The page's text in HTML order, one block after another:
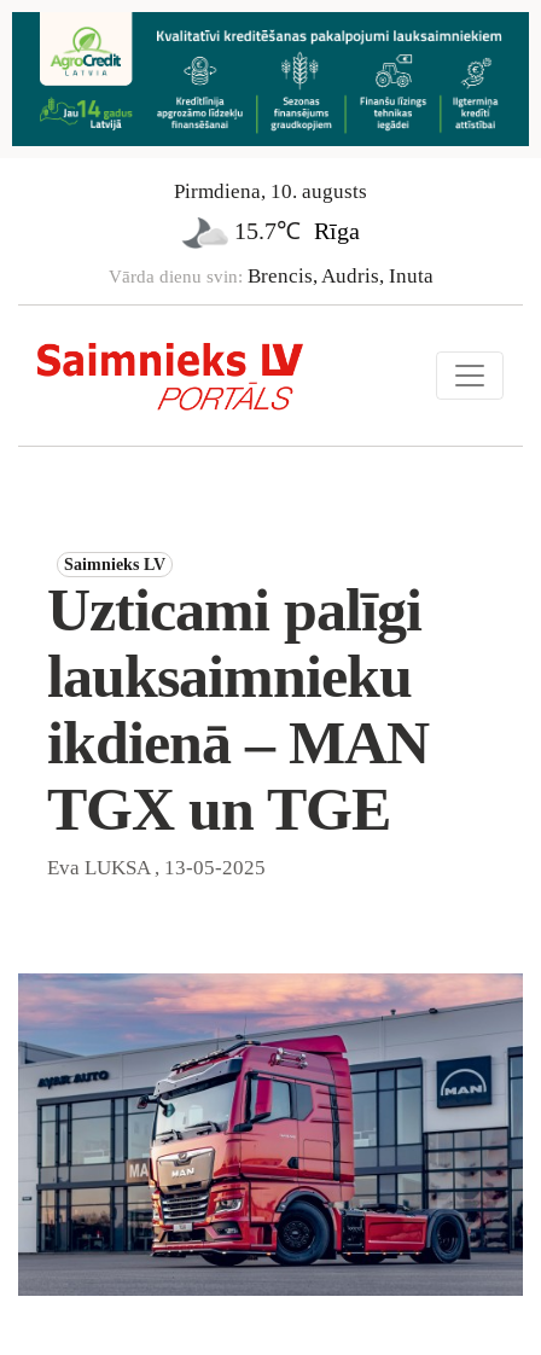
Pirmdiena, 10. augusts
15.7℃ Rīga
Vārda dienu svin: Brencis, Audris, Inuta
Saimnieks LV
Uzticami palīgi
lauksaimnieku
ikdienā – MAN
TGX un TGE
Eva LUKSA , 13-05-2025